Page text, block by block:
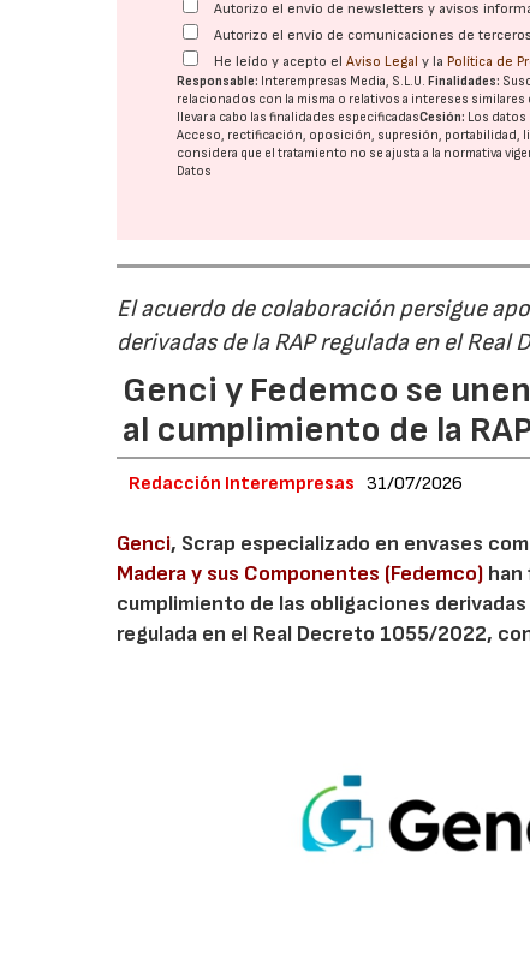
Autorizo el envío de newsletters y avisos
Autorizo el envío de comunicaciones de
He leído y acepto elAviso Legal y la Política de
Responsable: Interempresas Media, S.L.U.Finalidades:
relacionados con la misma o relativos a intereses similares
llevar a cabo las finalidades especificadasCesión: Los datos
Acceso, rectificación, oposición, supresión, portabilidad,
considera que el tratamiento no se ajusta a la normativa
Datos
El acuerdo de colaboración persigue
derivadas de la RAP regulada en el Real
Genci y Fedemco se
al cumplimiento de la
Redacción Interempresas 31/07/2026
Genci, Scrap especializado en envases
Madera y sus Componentes (Fedemco) han
cumplimiento de las obligaciones
regulada en el Real Decreto 1055/2022,